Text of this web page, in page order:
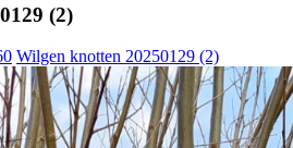
(2)
Wilgen knotten 20250129 (2)